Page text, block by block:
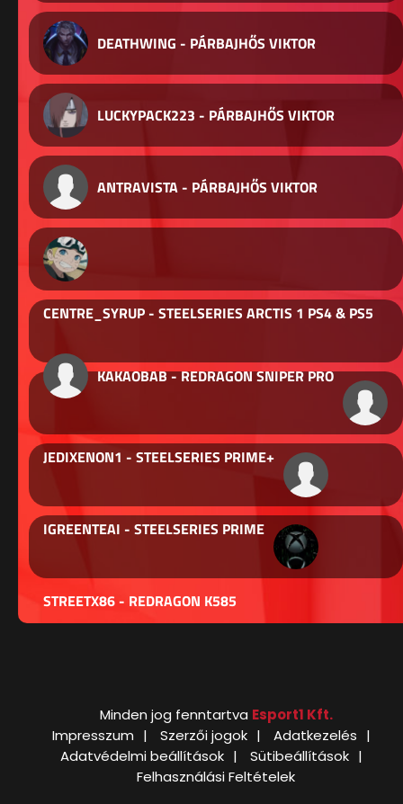
DEATHWING - PÁRBAJHŐS VIKTOR
LUCKYPACK223 - PÁRBAJHŐS VIKTOR
ANTRAVISTA - PÁRBAJHŐS VIKTOR
CENTRE_SYRUP - STEELSERIES ARCTIS 1 PS4 & PS5
KAKAOBAB - REDRAGON SNIPER PRO
JEDIXENON1 - STEELSERIES PRIME+
IGREENTEAI - STEELSERIES PRIME
STREETX86 - REDRAGON K585
Minden jog fenntartva Esport1 Kft.
Impresszum
Szerzői jogok
Adatkezelés
Adatvédelmi beállítások
Sütibeállítások
Felhasználási Feltételek